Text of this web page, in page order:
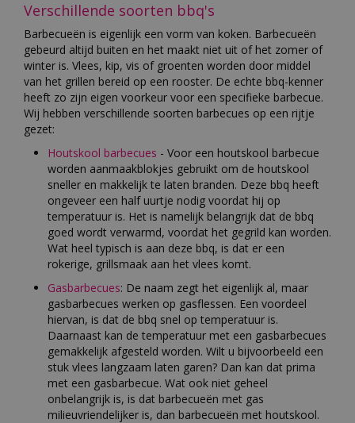
Verschillende soorten bbq's
Barbecueën is eigenlijk een vorm van koken. Barbecueën
gebeurd altijd buiten en het maakt niet uit of het zomer of
winter is. Vlees, kip, vis of groenten worden door middel
van het grillen bereid op een rooster. De echte bbq-kenner
heeft zo zijn eigen voorkeur voor een specifieke barbecue.
Wij hebben verschillende soorten barbecues op een rijtje
gezet:
Houtskool barbecues - Voor een houtskool barbecue
worden aanmaakblokjes gebruikt om de houtskool
sneller en makkelijk te laten branden. Deze bbq heeft
ongeveer een half uurtje nodig voordat hij op
temperatuur is. Het is namelijk belangrijk dat de bbq
goed wordt verwarmd, voordat het gegrild kan worden.
Wat heel typisch is aan deze bbq, is dat er een
rokerige, grillsmaak aan het vlees komt.
Gasbarbecues: De naam zegt het eigenlijk al, maar
gasbarbecues werken op gasflessen. Een voordeel
hiervan, is dat de bbq snel op temperatuur is.
Daarnaast kan de temperatuur met een gasbarbecues
gemakkelijk afgesteld worden. Wilt u bijvoorbeeld een
stuk vlees langzaam laten garen? Dan kan dat prima
met een gasbarbecue. Wat ook niet geheel
onbelangrijk is, is dat barbecueën met gas
milieuvriendelijker is, dan barbecueën met houtskool.